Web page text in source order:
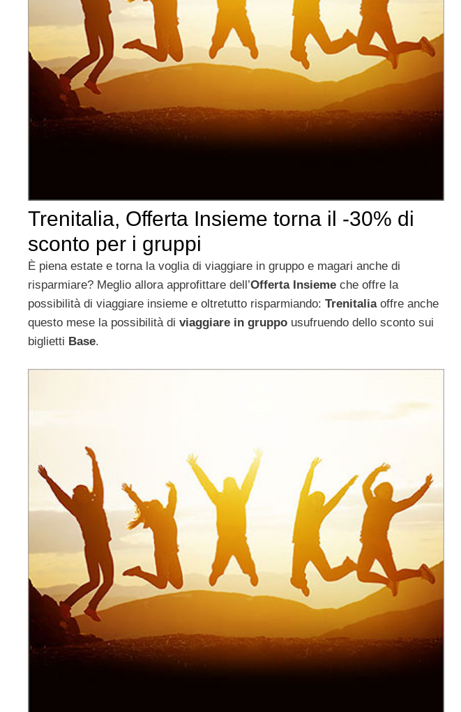
Trenitalia, Offerta Insieme torna il -30% di
sconto per i gruppi
È piena estate e torna la voglia di viaggiare in gruppo e magari anche di
risparmiare? Meglio allora approfittare dell’Offerta Insieme che offre la
possibilità di viaggiare insieme e oltretutto risparmiando: Trenitaliaoffre anche
questo mese la possibilità di viaggiare in gruppo usufruendo dello sconto sui
biglietti Base.